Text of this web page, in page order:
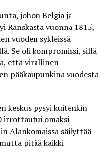
johon Belgia ja
vuonna 1815,
vuoden sykleissä
Se oli kompromissi, sillä
että virallinen
pääkaupunkina vuodesta
keskus pysyi kuitenkin
irrottautui omaksi
Alankomaissa säilyttää
pitää kaikki